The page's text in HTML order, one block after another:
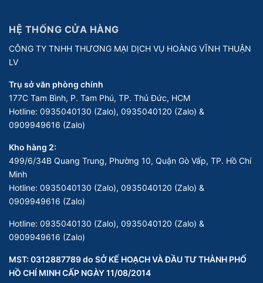
HỆ THỐNG CỬA HÀNG
CÔNG TY TNHH THƯƠNG MẠI DỊCH VỤ HOÀNG VĨNH THUẬN
LV
Trụ sở văn phòng chính
177C Tam Bình, P. Tam Phú, TP. Thủ Đức, HCM
Hotline: 0935040130 (Zalo), 0935040120 (Zalo) &
0909949616 (Zalo)
Kho hàng 2:
499/6/34B Quang Trung, Phường 10, Quận Gò Vấp, TP. Hồ Chí
Minh
Hotline: 0935040130 (Zalo), 0935040120 (Zalo) &
0909949616 (Zalo)
Hotline: 0935040130 (Zalo), 0935040120 (Zalo) &
0909949616 (Zalo)
MST: 0312887789 do SỞ KẾ HOẠCH VÀ ĐẦU TƯ THÀNH PHỐ
HỒ CHÍ MINH CẤP NGÀY 11/08/2014